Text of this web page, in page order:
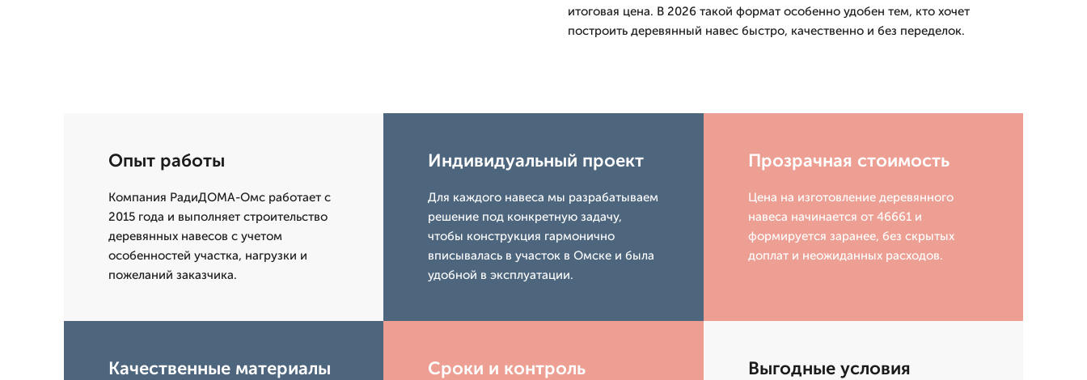
итоговая цена. В 2026 такой формат особенно удобен тем, кто хочет
построить деревянный навес быстро, качественно и без переделок.
Опыт работы
Компания РадиДОМА-Омс работает с
2015 года и выполняет строительство
деревянных навесов с учетом
особенностей участка, нагрузки и
пожеланий заказчика.
Индивидуальный проект
Для каждого навеса мы разрабатываем
решение под конкретную задачу,
чтобы конструкция гармонично
вписывалась в участок в Омске и была
удобной в эксплуатации.
Прозрачная стоимость
Цена на изготовление деревянного
навеса начинается от 46661 и
формируется заранее, без скрытых
доплат и неожиданных расходов.
Качественные материалы Сроки и контроль Выгодные условия